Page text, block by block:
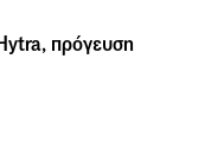
πρόγευση